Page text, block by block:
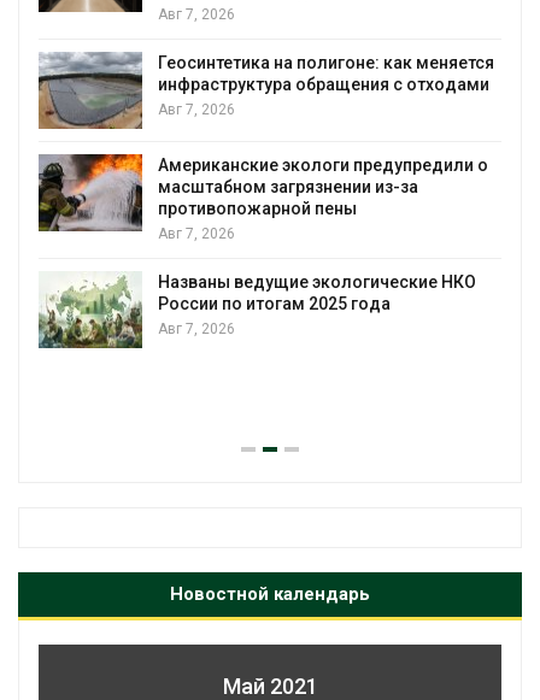
Авг 7, 2026
Геосинтетика на полигоне: как меняется
инфраструктура обращения с отходами
Авг 7, 2026
Американские экологи предупредили о
масштабном загрязнении из-за
противопожарной пены
Авг 7, 2026
Названы ведущие экологические НКО
России по итогам 2025 года
Авг 7, 2026
Новостной календарь
Май 2021